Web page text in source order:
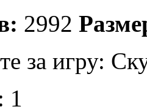
2992
за игру:
1